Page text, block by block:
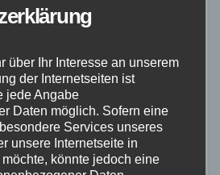
möglich gemacht,
MSC Herten,
AMC Waltrop gehören.
ist es, Kartslalom-
organisieren, die eine
über Ihr Interesse an unserem
der Internetseiten ist
jede Angabe
Daten möglich. Sofern eine
Services unseres
unsere Internetseite in
könnte jedoch eine